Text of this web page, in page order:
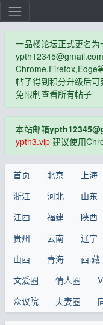
一品楼论坛正式更名
ypth12345@gmail.com
Chrome,Firefox,Edge
帖子得到积分升级后
免限制查看所有帖子
本站邮箱
ypth3.vip建议使用
首页 北京 上海
浙江
河北 山东
江西
福建 陕西
贵州
云南 辽宁
山西
青海 西.藏
文爱圈
情人圈
众议院
夫妻圈